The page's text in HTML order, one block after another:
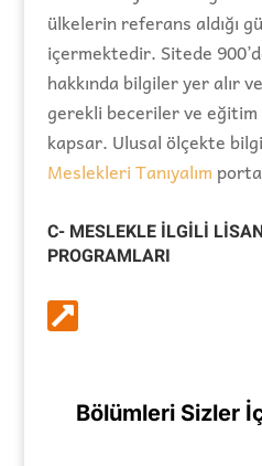
ülkelerin referans aldığı
içermektedir. Sitede
hakkında bilgiler yer alır
gerekli beceriler ve eğitim
kapsar. Ulusal ölçekte
Meslekleri Tanıyalım
C- MESLEKLE İLGİLİ
PROGRAMLARI

Bölümleri Sizler